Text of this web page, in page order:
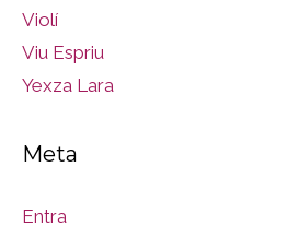
Violí
Viu Espriu
Yexza Lara
Meta
Entra